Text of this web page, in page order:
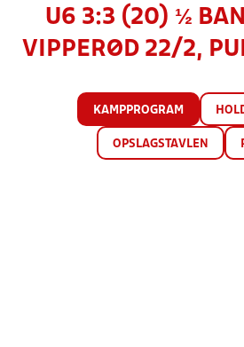
U6 3:3 (20) ½
VIPPERØD 22/2,
KAMPPROGRAM
OPSLAGSTAVLEN